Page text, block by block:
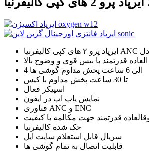
قدرتمند با بیس قوی و وضوح بالا
4 الی 6 ساعت پخش مداوم گوشی ها
تا 30 ساعت پخش مداوم با کیس
اسپیکر فعال
نمایش پاپ اپ در ایفون
فناوری ANC و ENC
قدرتمند جهت مکالمه با کیفیت
حک شده کالیفرنیا
سریال قابل استعلام سایت اپل
قابلیت اتصال به تمام گوشی ها